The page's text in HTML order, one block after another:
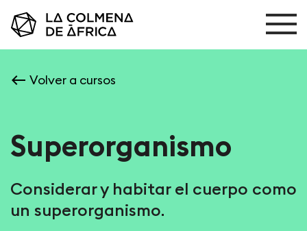
west Volver a cursos
Superorganismo
Considerar y habitar el cuerpo como
un superorganismo.